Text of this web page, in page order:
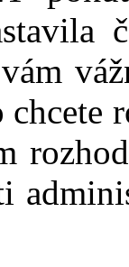
chcete